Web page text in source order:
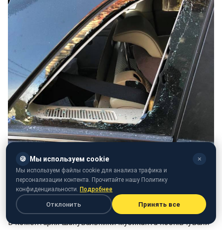
Фото: facebook.com/arsen.baburka
В коментарях шанувальники музиканта поспівчували
🍪 Мы используем cookie ✕
Мы используем файлы cookie для анализа трафика и
персонализации контента. Прочитайте нашу Политику
конфиденциальности. Подробнее
Отклонить Принять все